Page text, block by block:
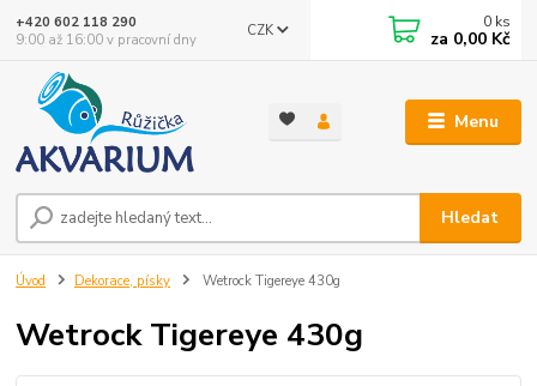
Menu
CZK
Hledat
+420 602 118 290
9:00 až 16:00 v pracovní dny
0 ks
za 0,00 Kč
Úvod Dekorace, písky Wetrock Tigereye 430g
Wetrock Tigereye 430g